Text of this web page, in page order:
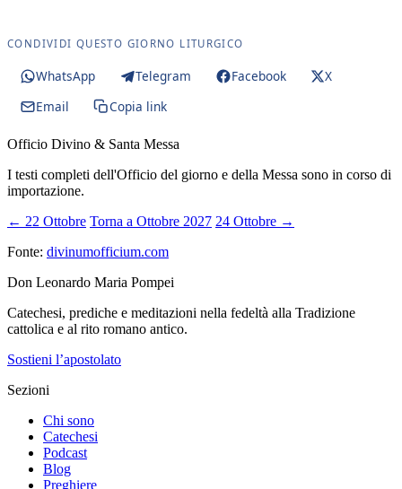
CONDIVIDI QUESTO GIORNO LITURGICO
WhatsApp Telegram Facebook
X
Email
Copia link
Officio Divino & Santa Messa
I testi completi dell'Officio del giorno e della Messa sono in corso di
importazione.
← 22 Ottobre Torna a Ottobre 2027 24 Ottobre →
Fonte: divinumofficium.com
Don Leonardo Maria Pompei
Catechesi, prediche e meditazioni nella fedeltà alla Tradizione
cattolica e al rito romano antico.
Sostieni l’apostolato
Sezioni
Chi sono
Catechesi
Podcast
Blog
Preghiere